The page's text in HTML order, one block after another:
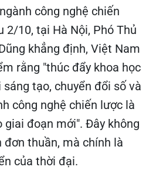
công nghệ chiến
2/10, tại Hà Nội, Phó Thủ
khẳng định, Việt Nam
rằng "thúc đẩy khoa học
tạo, chuyển đổi số và
công nghệ chiến lược là
giai đoạn mới". Đây không
thuần, mà chính là
của thời đại.